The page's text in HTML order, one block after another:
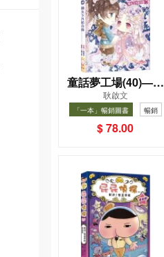
童話夢工場(40)——
織女下凡結奇緣
耿啟文
「一本」暢銷圖書 暢銷
$ 78.00